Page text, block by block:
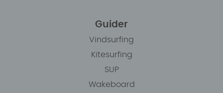
Guider
Vindsurfing
Kitesurfing
SUP
Wakeboard